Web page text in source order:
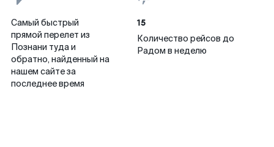
Самый быстрый
прямой перелет из
Познани туда и
обратно, найденный на
нашем сайте за
последнее время
15
Количество рейсов до
Радом в неделю